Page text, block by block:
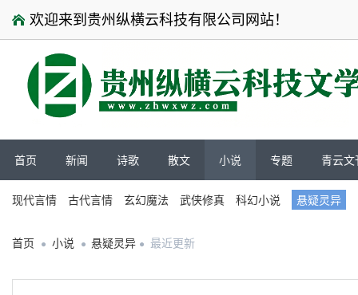
欢迎来到贵州纵横云科技有限公司网站！
首页 新闻 诗歌 散文 小说 专题 青云文
现代言情 古代言情 玄幻魔法 武侠修真 科幻小说 悬疑灵异
首页 小说 悬疑灵异 最近更新